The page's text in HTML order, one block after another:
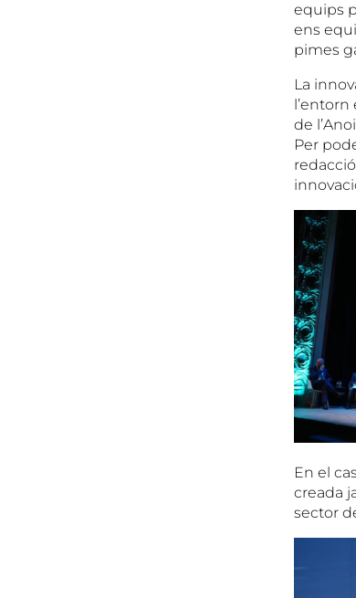
equips
ens
pimes
La
de
Per
En el
creada
sector